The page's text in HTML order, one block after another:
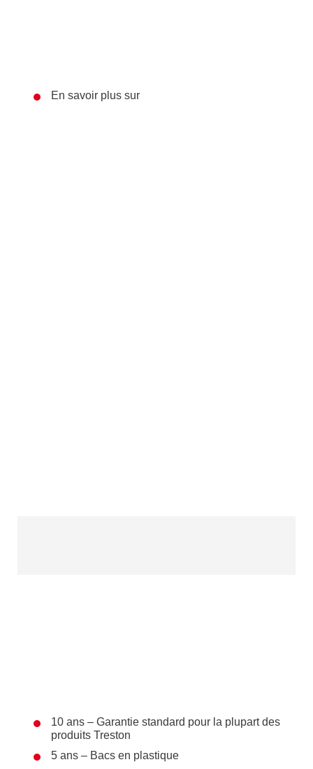
En savoir plus sur
10 ans – Garantie standard pour la plupart des
produits Treston
5 ans – Bacs en plastique